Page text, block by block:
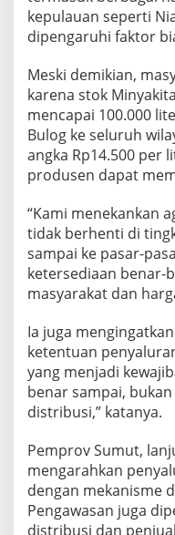
kepulauan seperti
dipengaruhi faktor
Meski demikian,
karena stok
mencapai 100.000
Bulog ke seluruh
angka Rp14.500 per
produsen dapat
“Kami menekankan
tidak berhenti di
sampai ke pasar-
ketersediaan benar-
masyarakat dan
Ia juga
ketentuan
yang menjadi
benar sampai,
distribusi,” katanya.
Pemprov Sumut,
mengarahkan
dengan mekanisme
Pengawasan juga
distribusi dan